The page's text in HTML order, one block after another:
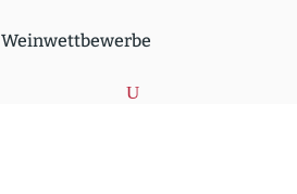
Weinwett­be­werbe